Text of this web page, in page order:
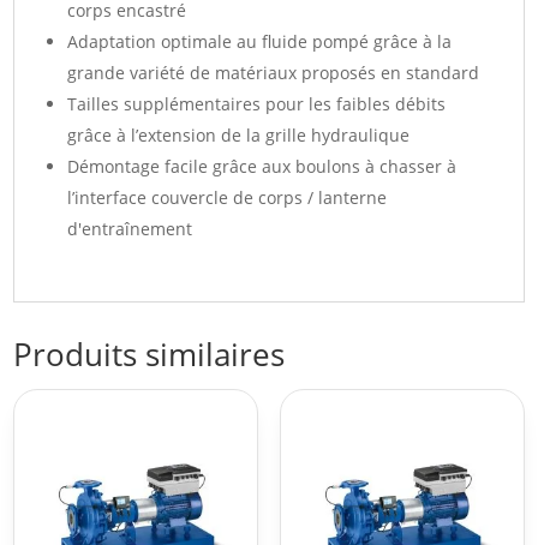
corps encastré
Adaptation optimale au fluide pompé grâce à la
grande variété de matériaux proposés en standard
Tailles supplémentaires pour les faibles débits
grâce à l’extension de la grille hydraulique
Démontage facile grâce aux boulons à chasser à
l’interface couvercle de corps / lanterne
d'entraînement
Produits similaires